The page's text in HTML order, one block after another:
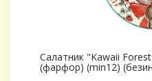
Салатник "Kawaii
(фарфор) (min12)